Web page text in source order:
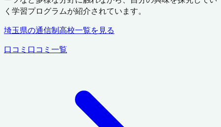
く学習プログラムが紹介されています。
埼玉県の通信制高校一覧を見る
口コミ 口コミ一覧